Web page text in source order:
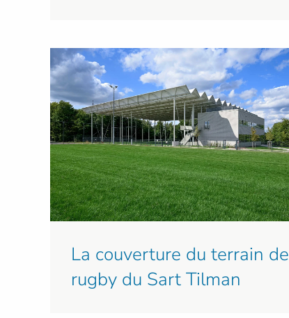
La couverture du terrain de
rugby du Sart Tilman